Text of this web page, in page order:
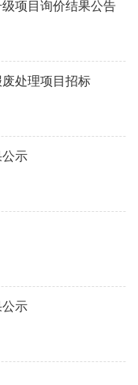
项目询价结果公告
处理项目招标
公示
公示